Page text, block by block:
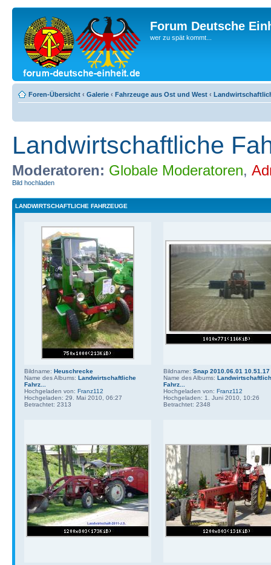
Forum Deutsche
wer zu spät kommt...
Foren-Übersicht ‹ Galerie ‹ Fahrzeuge aus Ost und West ‹
Landwirtschaftliche
Moderatoren: Globale Moderatoren,
Bild hochladen
LANDWIRTSCHAFTLICHE FAHRZEUGE
Bildname: Heuschrecke
Name des Albums: Landwirtschaftliche
Fahrz...
Hochgeladen von: Franz112
Hochgeladen: 29. Mai 2010, 06:27
Betrachtet: 2313
Bildname: Snap 2010.06.01 10.51.17
Name des Albums:
Fahrz...
Hochgeladen von: Franz112
Hochgeladen: 1. Juni 2010, 10:26
Betrachtet: 2348